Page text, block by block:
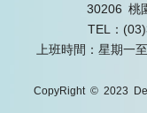
30206 桃
TEL：
上班時間：星期一
CopyRight © 2023